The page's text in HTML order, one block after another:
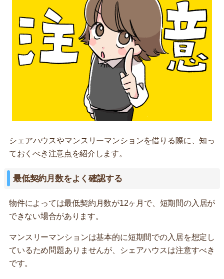
シェアハウスやマンスリーマンションを借りる際に、知っ
ておくべき注意点を紹介します。
最低契約月数をよく確認する
物件によっては最低契約月数が12ヶ月で、短期間の入居が
できない場合があります。
マンスリーマンションは基本的に短期間での入居を想定し
ているため問題ありませんが、シェアハウスは注意すべき
です。